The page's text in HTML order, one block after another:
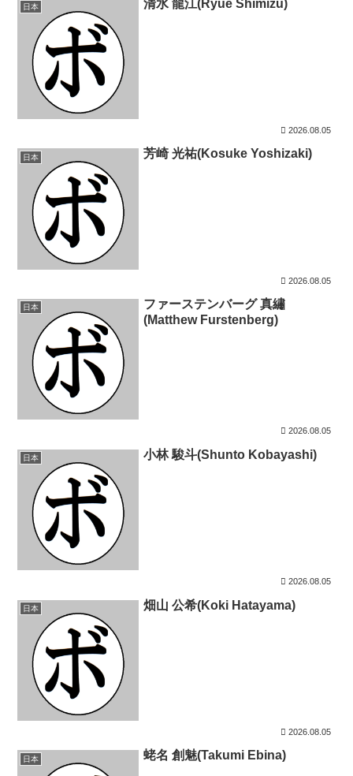
日本 清水 龍江(Ryue Shimizu)
2026.08.05
日本 芳崎 光祐(Kosuke Yoshizaki)
2026.08.05
日本
ファーステンバーグ 真繡
(Matthew Furstenberg)
2026.08.05
日本 小林 駿斗(Shunto Kobayashi)
2026.08.05
日本 畑山 公希(Koki Hatayama)
2026.08.05
日本 蛯名 創魅(Takumi Ebina)